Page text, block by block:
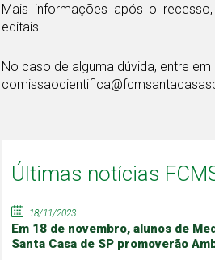
Mais informações após o
editais.
No caso de alguma dúvida, entre
Últimas notícias
18/11/2023
Em 18 de novembro, alunos de
Santa Casa de SP promoverão